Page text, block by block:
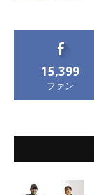
15,399
ファン